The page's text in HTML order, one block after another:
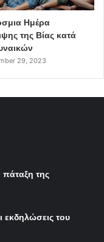
Ημέρα
της Βίας κατά
29, 2023
πάταξη της
εκδηλώσεις του